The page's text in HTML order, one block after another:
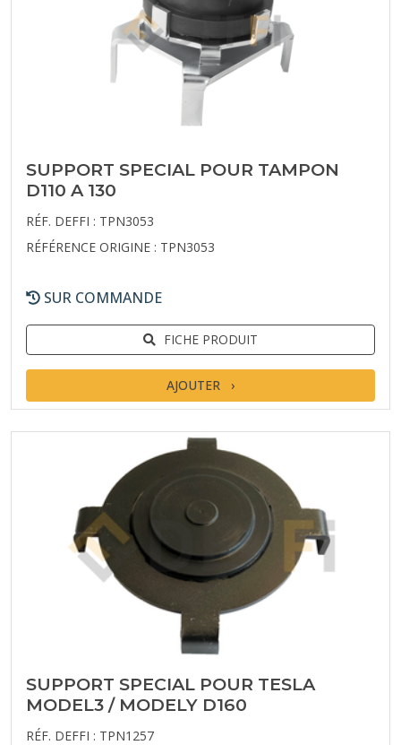
SUPPORT SPECIAL POUR TAMPON
D110 A 130
RÉF. DEFFI : TPN3053
RÉFÉRENCE ORIGINE : TPN3053
SUR COMMANDE
FICHE PRODUIT
AJOUTER
SUPPORT SPECIAL POUR TESLA
MODEL3 / MODELY D160
RÉF. DEFFI : TPN1257